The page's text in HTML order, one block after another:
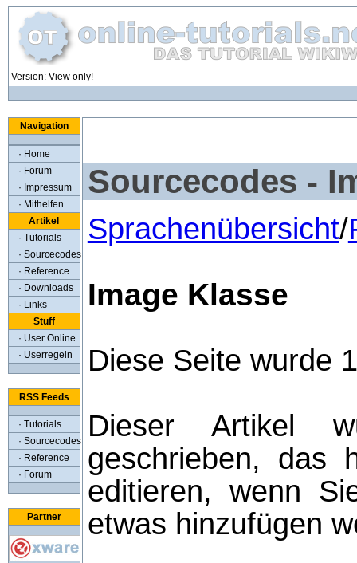
Version: View only!
Navigation
· Home
· Forum
· Impressum
· Mithelfen
Artikel
· Tutorials
· Sourcecodes
· Reference
· Downloads
· Links
Stuff
· User Online
· Userregeln
RSS Feeds
· Tutorials
· Sourcecodes
· Reference
· Forum
Partner
Sourcecodes -
Sprachenübersicht/
Image Klasse
Diese Seite wurde
Dieser Artikel
geschrieben, das
editieren, wenn
etwas hinzufügen